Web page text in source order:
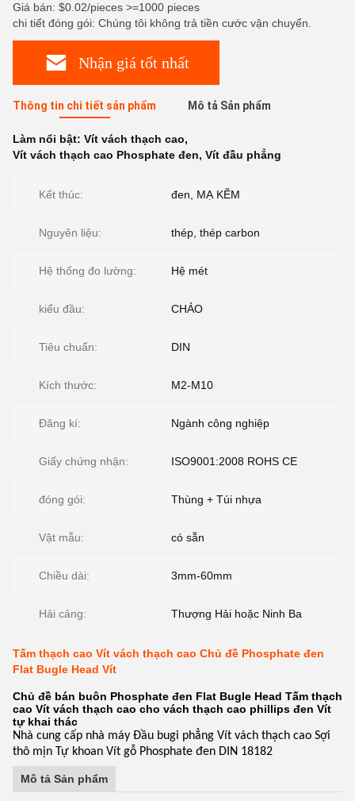
Giá bán: $0.02/pieces >=1000 pieces
chi tiết đóng gói: Chúng tôi không trả tiền cước vận chuyển.
Nhận giá tốt nhất
Thông tin chi tiết sản phẩm Mô tả Sản phẩm
Làm nổi bật: Vít vách thạch cao,
Vít vách thạch cao Phosphate đen, Vít đầu phẳng
Kết thúc: đen, MẠ KẼM
Nguyên liệu: thép, thép carbon
Hệ thống đo lường: Hệ mét
kiểu đầu: CHẢO
Tiêu chuẩn: DIN
Kích thước: M2-M10
Đăng kí: Ngành công nghiệp
Giấy chứng nhận: ISO9001:2008 ROHS CE
đóng gói: Thùng + Túi nhựa
Vật mẫu: có sẵn
Chiều dài: 3mm-60mm
Hải cảng: Thượng Hải hoặc Ninh Ba
Tấm thạch cao Vít vách thạch cao Chủ đề Phosphate đen
Flat Bugle Head Vít
Chủ đề bán buôn Phosphate đen Flat Bugle Head Tấm thạch
cao Vít vách thạch cao cho vách thạch cao phillips đen Vít
tự khai thác
Nhà cung cấp nhà máy Đầu bugi phẳng Vít vách thạch cao Sợi
thô mịn Tự khoan Vít gỗ Phosphate đen DIN 18182
Mô tả Sản phẩm